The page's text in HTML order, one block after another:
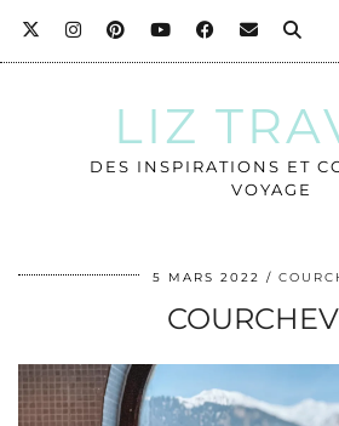
LIZ
DES INSPIRATIONS ET
VOYAGE
5 MARS 2022